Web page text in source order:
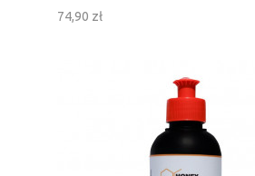
74,90 zł